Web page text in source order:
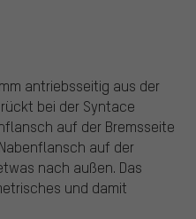
antriebsseitig aus der
bei der Syntace
auf der Bremsseite
auf der
nach außen. Das
und damit